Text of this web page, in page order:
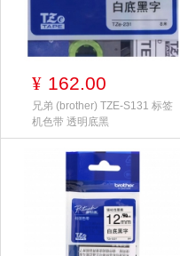
¥ 162.00
兄弟 (brother) TZE-S131 标签
机色带 透明底黑